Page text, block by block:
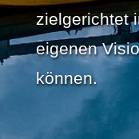
zielgerichtet
eigenen
können.